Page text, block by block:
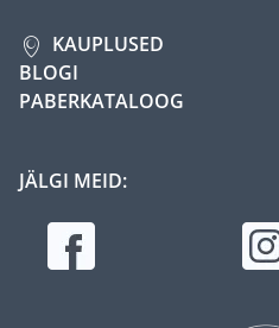
KAUPLUSED
BLOGI
PABERKATALOOG
JÄLGI MEID: